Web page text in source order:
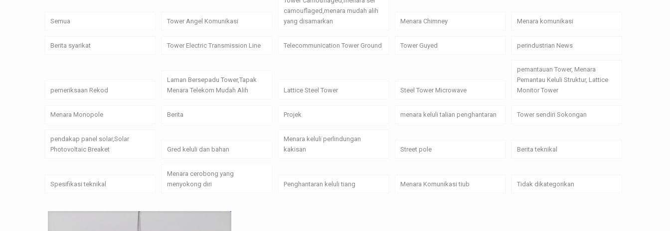
Semua Tower Angel Komunikasi
camouflaged,menara mudah alih
yang disamarkan
Menara Chimney Menara komunikasi
Berita syarikat Tower Electric Transmission Line Telecommunication Tower Ground Tower Guyed perindustrian News
pemeriksaan Rekod
Laman Bersepadu Tower,Tapak
Menara Telekom Mudah Alih
Lattice Steel Tower Steel Tower Microwave
pemantauan Tower, Menara
Pemantau Keluli Struktur, Lattice
Monitor Tower
Menara Monopole Berita Projek menara keluli talian penghantaran Tower sendiri Sokongan
pendakap panel solar,Solar
Photovoltaic Breaket
Gred keluli dan bahan
Menara keluli perlindungan
kakisan
Street pole Berita teknikal
Spesifikasi teknikal
Menara cerobong yang
menyokong diri
Penghantaran keluli tiang Menara Komunikasi tiub Tidak dikategorikan